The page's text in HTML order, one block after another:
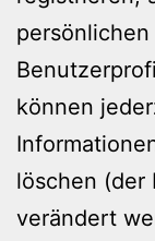
können
löschen (der
verändert